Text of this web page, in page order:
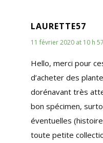
LAURETTE57
11 février 2020 at 10 h
Hello, merci pour
d’acheter des
dorénavant très
bon spécimen,
éventuelles
toute petite